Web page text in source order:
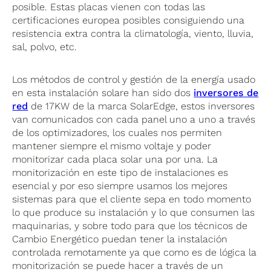
posible. Estas placas vienen con todas las
certificaciones europea posibles consiguiendo una
resistencia extra contra la climatología, viento, lluvia,
sal, polvo, etc.
Los métodos de control y gestión de la energía usado
en esta instalación solare han sido dos inversores de
red de 17KW de la marca SolarEdge, estos inversores
van comunicados con cada panel uno a uno a través
de los optimizadores, los cuales nos permiten
mantener siempre el mismo voltaje y poder
monitorizar cada placa solar una por una. La
monitorización en este tipo de instalaciones es
esencial y por eso siempre usamos los mejores
sistemas para que el cliente sepa en todo momento
lo que produce su instalación y lo que consumen las
maquinarias, y sobre todo para que los técnicos de
Cambio Energético puedan tener la instalación
controlada remotamente ya que como es de lógica la
monitorización se puede hacer a través de un